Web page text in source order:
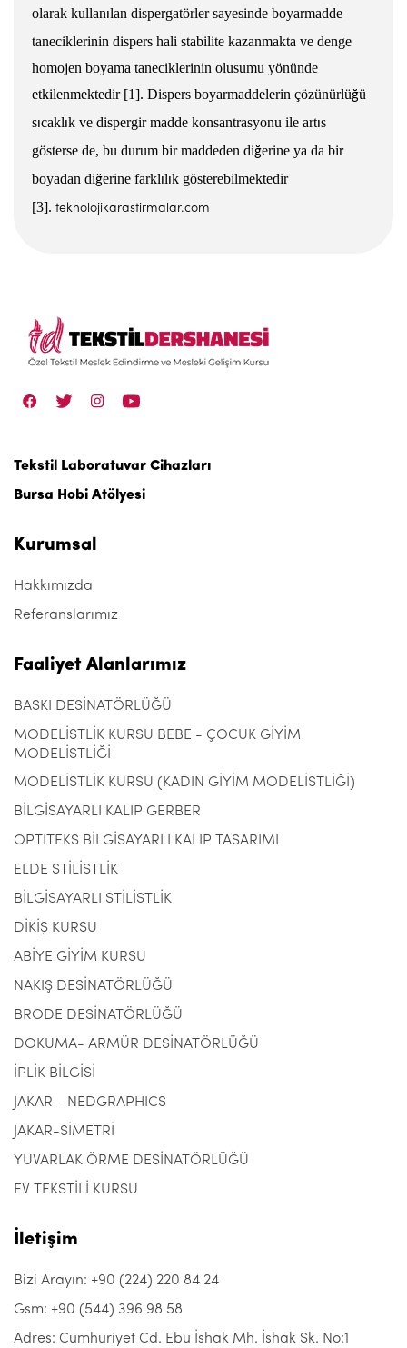
olarak kullanılan dispergatörlersayesinde boyarmadde
taneciklerinin dispers hali stabilite kazanmakta ve denge
homojen boyama taneciklerinin olusumu yönünde
etkilenmektedir [1]. Dispers boyarmaddelerin çözünürlüğü
sıcaklık ve dispergir madde konsantrasyonu ile artıs
gösterse de, bu durum bir maddeden diğerine ya da bir
boyadan diğerine farklılık gösterebilmektedir
[3]. teknolojikarastirmalar.com
Tekstil Laboratuvar Cihazları
Bursa Hobi Atölyesi
Kurumsal
Hakkımızda
Referanslarımız
Faaliyet Alanlarımız
BASKI DESİNATÖRLÜĞÜ
MODELİSTLİK KURSU BEBE - ÇOCUK GİYİM
MODELİSTLİĞİ
MODELİSTLİK KURSU (KADIN GİYİM MODELİSTLİĞİ)
BİLGİSAYARLI KALIP GERBER
OPTITEKS BİLGİSAYARLI KALIP TASARIMI
ELDE STİLİSTLİK
BİLGİSAYARLI STİLİSTLİK
DİKİŞ KURSU
ABİYE GİYİM KURSU
NAKIŞ DESİNATÖRLÜĞÜ
BRODE DESİNATÖRLÜĞÜ
DOKUMA- ARMÜR DESİNATÖRLÜĞÜ
İPLİK BİLGİSİ
JAKAR - NEDGRAPHICS
JAKAR-SİMETRİ
YUVARLAK ÖRME DESİNATÖRLÜĞÜ
EV TEKSTİLİ KURSU
İletişim
Bizi Arayın: +90 (224) 220 84 24
Gsm: +90 (544) 396 98 58
Adres: Cumhuriyet Cd. Ebu İshak Mh. İshak Sk. No:1